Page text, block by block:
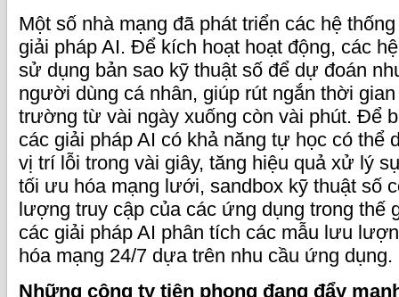
Một số nhà mạng đã phát triển các hệ
giải pháp AI. Để kích hoạt hoạt động, các
sử dụng bản sao kỹ thuật số để dự đoán
người dùng cá nhân, giúp rút ngắn thời
trường từ vài ngày xuống còn vài phút. Để
các giải pháp AI có khả năng tự học có thể
vị trí lỗi trong vài giây, tăng hiệu quả xử lý
tối ưu hóa mạng lưới, sandbox kỹ thuật số
lượng truy cập của các ứng dụng trong thế
các giải pháp AI phân tích các mẫu lưu
hóa mạng 24/7 dựa trên nhu cầu ứng dụng.
Những công ty tiên phong đang đẩy